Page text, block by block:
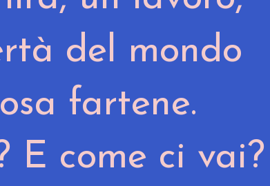
del mondo
fartene.
E come ci